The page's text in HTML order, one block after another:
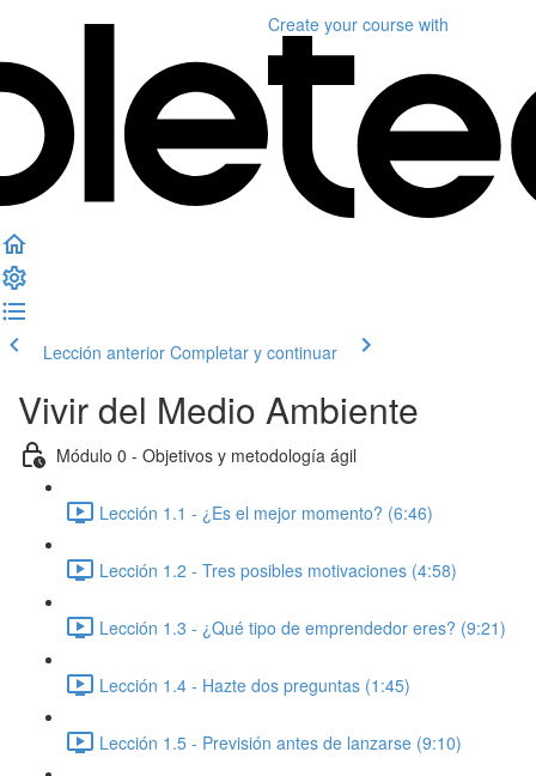
Create your course with
Lección anterior Completar y continuar
Vivir del Medio Ambiente
Módulo 0 - Objetivos y metodología ágil
Lección 1.1 - ¿Es el mejor momento? (6:46)
Lección 1.2 - Tres posibles motivaciones (4:58)
Lección 1.3 - ¿Qué tipo de emprendedor eres? (9:21)
Lección 1.4 - Hazte dos preguntas (1:45)
Lección 1.5 - Previsión antes de lanzarse (9:10)